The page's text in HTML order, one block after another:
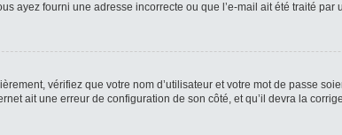
ayez fourni une adresse incorrecte ou que l’e-mail ait été traité
vérifiez que votre nom d’utilisateur et votre mot de passe
ait une erreur de configuration de son côté, et qu’il devra la